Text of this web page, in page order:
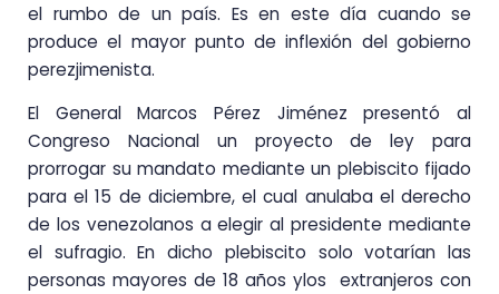
el rumbo de un país. Es en este día cuando se
produce el mayor punto de inflexión del gobierno
perezjimenista.
El General Marcos Pérez Jiménez presentó al
Congreso Nacional un proyecto de ley para
prorrogar su mandato mediante un plebiscito fijado
para el 15 de diciembre, el cual anulaba el derecho
de los venezolanos a elegir al presidente mediante
el sufragio. En dicho plebiscito solo votarían las
personas mayores de 18 años ylos extranjeros con